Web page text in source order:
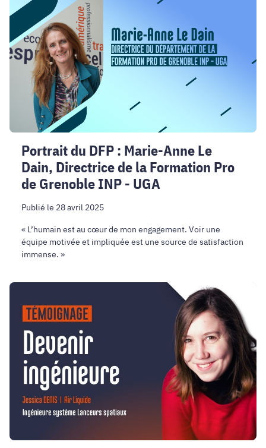
DFP
Marie-
Anne
Dain,
Directrice
Formation
Pro
Grenoble
INP
UGA
Portrait du DFP : Marie-Anne Le
Dain, Directrice de la Formation Pro
de Grenoble INP - UGA
Publié le 28 avril 2025
« L’humain est au cœur de mon engagement. Voir une
équipe motivée et impliquée est une source de satisfaction
immense. »
Jessica
Denis,
son
expérience
tant
qu'ingénieure.